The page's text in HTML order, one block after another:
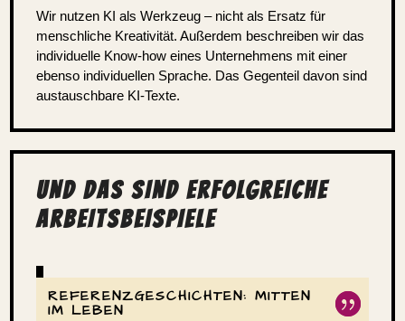
Wir nutzen KI als Werkzeug – nicht als Ersatz für
mensch­liche Krea­ti­vität. Außerdem beschreiben wir das
indi­vi­du­elle Know-how eines Unter­neh­mens mit einer
ebenso indi­vi­du­ellen Sprache. Das Gegen­teil davon sind
austausch­bare KI-Texte.
UND DAS SIND ERFOLG­REICHE
ARBEITSBEISPIELE
REFE­RENZ­GE­SCHICHTEN: MITTEN
IM LEBEN